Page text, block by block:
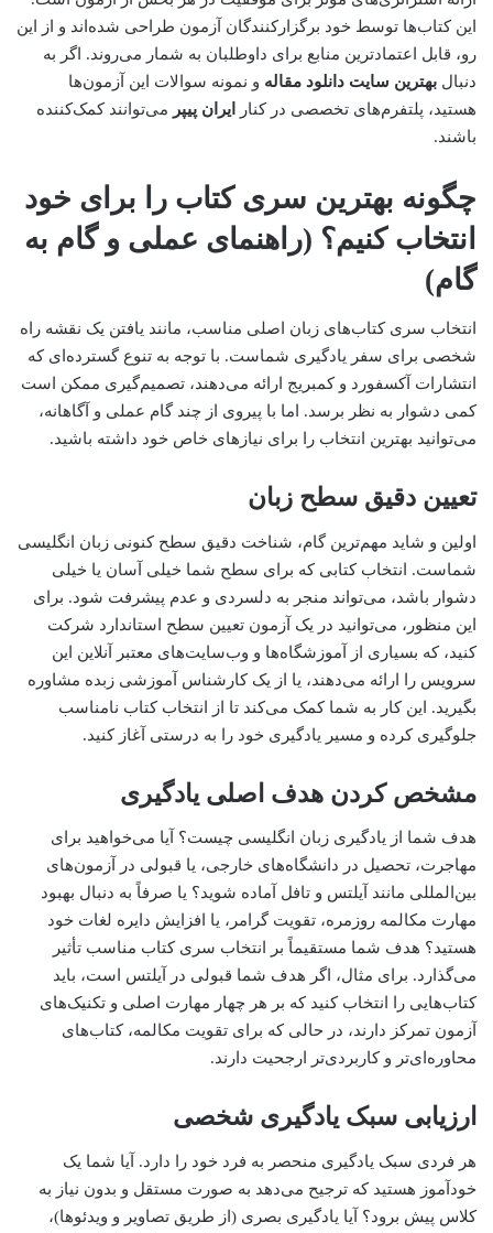
این کتاب‌ها توسط خود برگزارکنندگان آزمون طراحی شده‌اند و از این
رو، قابل اعتمادترین منابع برای داوطلبان به شمار می‌روند. اگر به
دنبال بهترین سایت دانلود مقاله و نمونه سوالات این آزمون‌ها
هستید، پلتفرم‌های تخصصی در کنار
ایران پیپر می‌توانند کمک‌کننده
باشند.
چگونه بهترین سری کتاب را برای خود
انتخاب کنیم؟ (راهنمای عملی و گام به
گام)
انتخاب سری کتاب‌های زبان اصلی مناسب، مانند یافتن یک نقشه راه
شخصی برای سفر یادگیری شماست. با توجه به تنوع گسترده‌ای که
انتشارات آکسفورد و کمبریج ارائه می‌دهند، تصمیم‌گیری ممکن است
کمی دشوار به نظر برسد. اما با پیروی از چند گام عملی و آگاهانه،
می‌توانید بهترین انتخاب را برای نیازهای خاص خود داشته باشید.
تعیین دقیق سطح زبان
اولین و شاید مهم‌ترین گام، شناخت دقیق سطح کنونی زبان انگلیسی
شماست. انتخاب کتابی که برای سطح شما خیلی آسان یا خیلی
دشوار باشد، می‌تواند منجر به دلسردی و عدم پیشرفت شود. برای
این منظور، می‌توانید در یک آزمون تعیین سطح استاندارد شرکت
کنید، که بسیاری از آموزشگاه‌ها و وب‌سایت‌های معتبر آنلاین این
سرویس را ارائه می‌دهند، یا از یک کارشناس آموزشی زبده مشاوره
بگیرید. این کار به شما کمک می‌کند تا از انتخاب کتاب نامناسب
جلوگیری کرده و مسیر یادگیری خود را به درستی آغاز کنید.
مشخص کردن هدف اصلی یادگیری
هدف شما از یادگیری زبان انگلیسی چیست؟ آیا می‌خواهید برای
مهاجرت، تحصیل در دانشگاه‌های خارجی، یا قبولی در آزمون‌های
بین‌المللی مانند آیلتس و تافل آماده شوید؟ یا صرفاً به دنبال بهبود
مهارت مکالمه روزمره، تقویت گرامر، یا افزایش دایره لغات خود
هستید؟ هدف شما مستقیماً بر انتخاب سری کتاب مناسب تأثیر
می‌گذارد. برای مثال، اگر هدف شما قبولی در آیلتس است، باید
کتاب‌هایی را انتخاب کنید که بر هر چهار مهارت اصلی و تکنیک‌های
آزمون تمرکز دارند، در حالی که برای تقویت مکالمه، کتاب‌های
محاوره‌ای‌تر و کاربردی‌تر ارجحیت دارند.
ارزیابی سبک یادگیری شخصی
هر فردی سبک یادگیری منحصر به فرد خود را دارد. آیا شما یک
خودآموز هستید که ترجیح می‌دهد به صورت مستقل و بدون نیاز به
کلاس پیش برود؟ آیا یادگیری بصری (از طریق تصاویر و ویدئوها)،